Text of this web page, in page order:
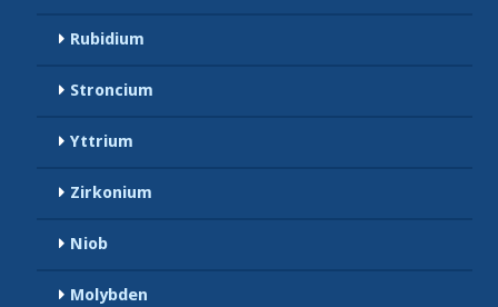
Rubidium
Stroncium
Yttrium
Zirkonium
Niob
Molybden